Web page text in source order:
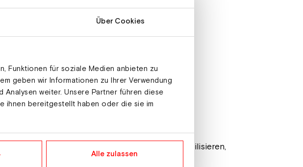
Über Cookies
Funktionen für soziale Medien anbieten zu
geben wir Informationen zu Ihrer Verwendung
weiter. Unsere Partner führen diese
ihnen bereitgestellt haben oder die sie im
Alle zulassen
in Rückenlage Beine abwechselnd heben
Rücken!), Arme in Verlängerung des
auf den Boden, tief/locker abfangen und stabilisieren,